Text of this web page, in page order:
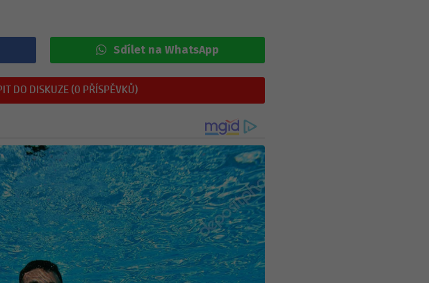
Sdílet na WhatsApp
DO DISKUZE (0 PŘÍSPĚVKŮ)